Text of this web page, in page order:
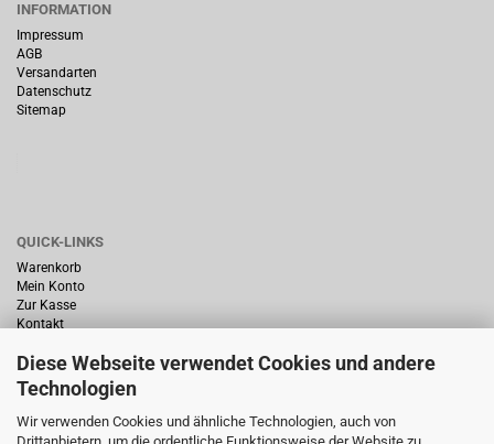
Diese Webseite verwendet Cookies und andere
Technologien
Wir verwenden Cookies und ähnliche Technologien, auch von
INFORMATION
Impressum
AGB
Versandarten
Datenschutz
Sitemap
QUICK-LINKS
Warenkorb
Mein Konto
Zur Kasse
Kontakt